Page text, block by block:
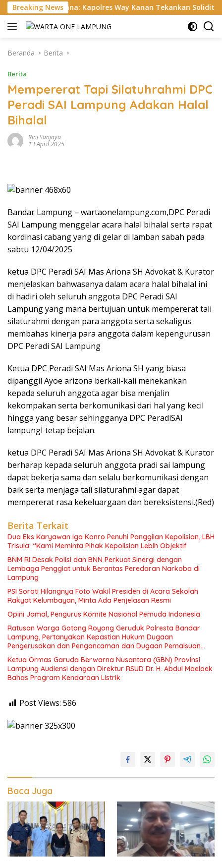
Langsung
ke
konten
Breaking News
Kapolres Way Kanan Tekankan Soliditas, Disiplin, hingga
Beranda Berita
Berita
Mempererat Tapi Silatuhrahmi DPC
Peradi SAI Lampung Adakan Halal
Bihalal
Rini Sanjaya
13 April 2025
Bandar Lampung – wartaonelampung.com,DPC Peradi
SAI Lampung menggelar acara halal bihalal serta rapat
kordinasi cabang yang di gelar di lamban sabah pada
sabtu 12/04/2025
ketua DPC Peradi SAI Mas Ariona SH Advokat & Kurator
menjelaskan bahwasanya dalam acara halal bihalal ini
di hadiri oleh seluruh anggota DPC Peradi SAI
Lampung yang mana bertujuan untuk mempererat tali
silaturahmi dengan para anggota serta sekaligus
membahas kinerja para anggota dalam kepengurusan
DPC Peradi SAI Lampung
Ketua DPC Peradi SAI Mas Ariona SH yang biasa
dipanggil Ayoe arizona berkali-kali menekankan
kepada seluruh anggota agar bisa menjalin
kekompakan serta berkomunikasi dari hal yang kecil
hingga yang besar sehingganya DPC PeradiSAI
lampungI tetap bejalan.
ketua DPC Peradi SAI Mas Ariona SH Advokat & Kurator
berharap kepada seluruh anggota pradi sai lampung
dapat bekerja sama dan selalu berkomunikasi dengan
baik serta menjaga tali silaturahmi agar dapat
mempererat rasa kekeluargaan dan bereksistensi.(Red)
Berita Terkait
Dua Eks Karyawan Iga Konro Penuhi Panggilan Kepolisian, LBH
Trisula: “Kami Meminta Pihak Kepolisian Lebih Objektif
BNM RI Desak Polisi dan BNN Perkuat Sinergi dengan
Lembaga Penggiat untuk Berantas Peredaran Narkoba di
Lampung
PSI Soroti Hilangnya Foto Wakil Presiden di Acara Sekolah
Rakyat Kelumbayan, Minta Ada Penjelasan Resmi
Opini Jamal, Pengurus Komite Nasional Pemuda Indonesia
Ratusan Warga Gotong Royong Geruduk Polresta Bandar
Lampung, Pertanyakan Kepastian Hukum Dugaan
Pengerusakan dan Pengancaman dan Dugaan Pemalsuan
Ketua Ormas Garuda Berwarna Nusantara (GBN) Provinsi
Lampung Audiensi dengan Direktur RSUD Dr. H. Abdul Moeloek
Bahas Program Kendaraan Listrik
Post Views: 586
Baca Juga